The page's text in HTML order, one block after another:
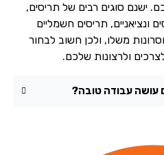
סוגים רבים של תריסים,
תריסים חשמליים
משלו, ולכן חשוב לבחור
ולרצונות שלכם.
עבודה טובה?